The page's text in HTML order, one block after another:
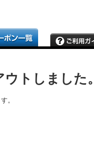
トしました。
。